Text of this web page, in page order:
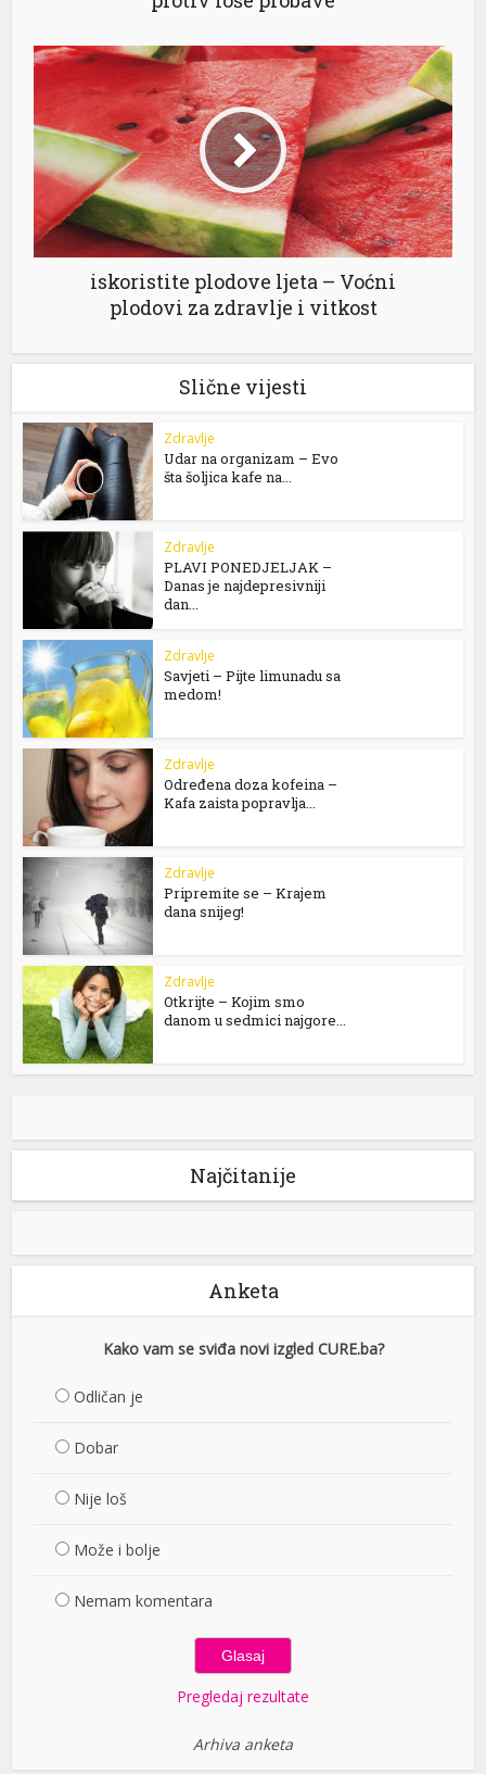
iskoristite plodove ljeta – Voćni
plodovi za zdravlje i vitkost
Slične vijesti
Zdravlje
Udar na organizam – Evo
šta šoljica kafe na...
Zdravlje
PLAVI PONEDJELJAK –
Danas je najdepresivniji
dan...
Zdravlje
Savjeti – Pijte limunadu sa
medom!
Zdravlje
Određena doza kofeina –
Kafa zaista popravlja...
Zdravlje
Pripremite se – Krajem
dana snijeg!
Zdravlje
Otkrijte – Kojim smo
danom u sedmici najgore...
Najčitanije
Anketa
Kako vam se sviđa novi izgled CURE.ba?
Odličan je
Dobar
Nije loš
Može i bolje
Nemam komentara
Pregledaj rezultate
Arhiva anketa